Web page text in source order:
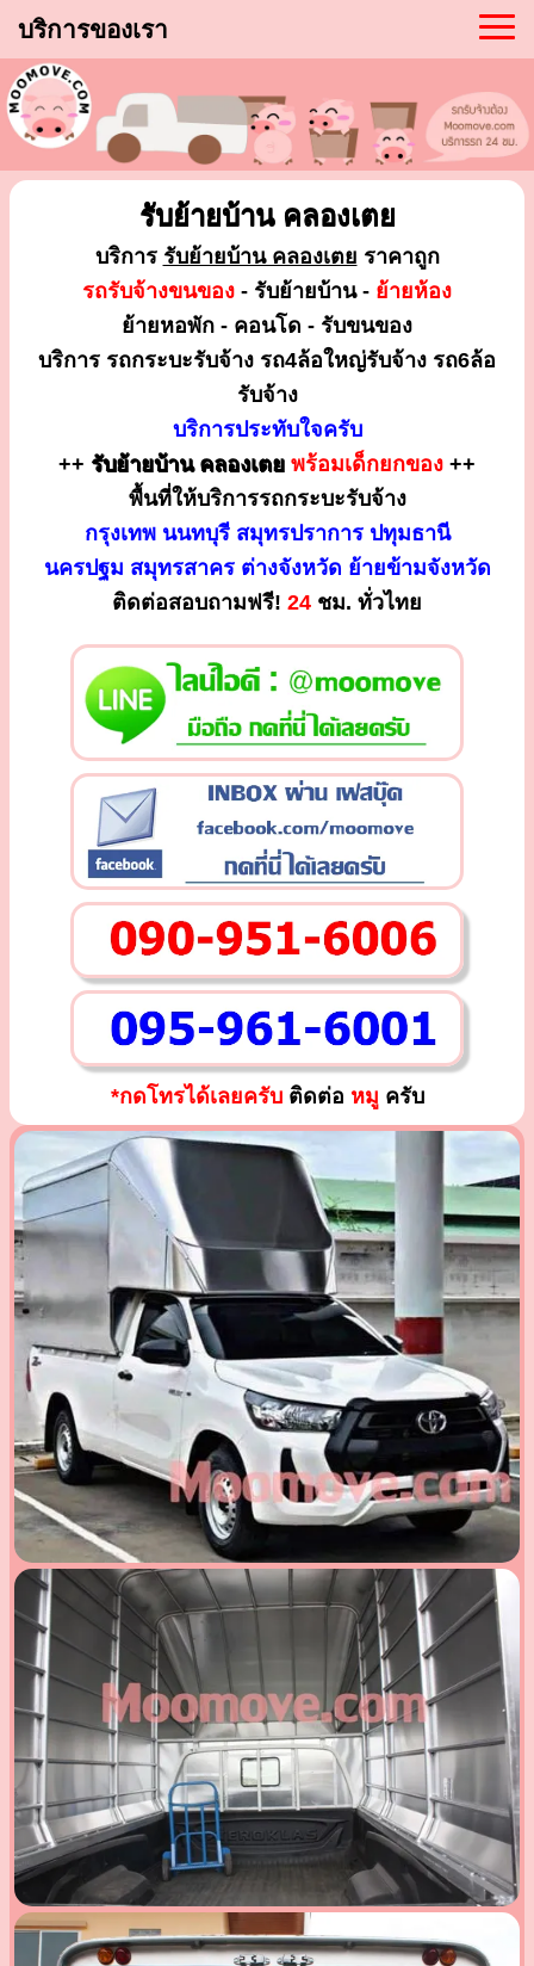
บริการของเรา
รับย้ายบ้าน คลองเตย
บริการ รับย้ายบ้าน คลองเตย ราคาถูก
รถรับจ้างขนของ - รับย้ายบ้าน - ย้ายห้อง
ย้ายหอพัก - คอนโด - รับขนของ
บริการ รถกระบะรับจ้าง รถ4ล้อใหญ่รับจ้าง รถ6ล้อ
รับจ้าง
บริการประทับใจครับ
++ รับย้ายบ้าน คลองเตย พร้อมเด็กยกของ ++
พื้นที่ให้บริการรถกระบะรับจ้าง
กรุงเทพ นนทบุรี สมุทรปราการ ปทุมธานี
นครปฐม สมุทรสาคร ต่างจังหวัด ย้ายข้ามจังหวัด
ติดต่อสอบถามฟรี! 24 ชม. ทั่วไทย
*กดโทรได้เลยครับติดต่อ หมู ครับ